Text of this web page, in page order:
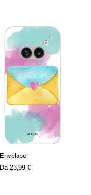
Envelope
Da 23,99 €